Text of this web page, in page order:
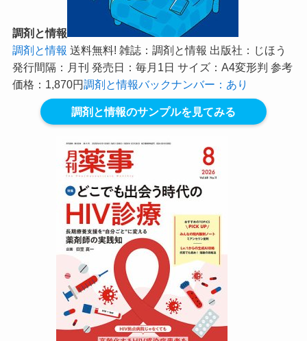
調剤と情報
調剤と情報 送料無料! 雑誌：調剤と情報 出版社：じほう
発行間隔：月刊 発売日：毎月1日 サイズ：A4変形判 参考
価格：1,870円調剤と情報バックナンバー：あり
調剤と情報のサンプルを見てみる